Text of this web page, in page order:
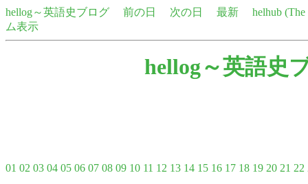
hellog～英語史ブログ 前の日 次の日 最新
helhub
ム表示
hellog～英語史
01 02 03 04 05 06 07 08 09 10 11 12 13 14 15 16 17 18 19 20 21 22